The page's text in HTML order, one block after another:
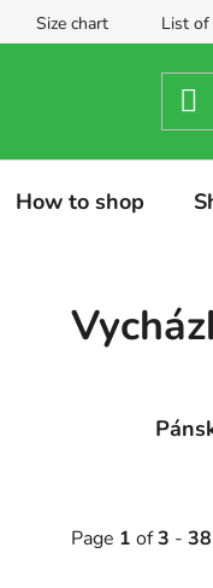
Size chart List of
How to shop
Page 1 of3 - 38